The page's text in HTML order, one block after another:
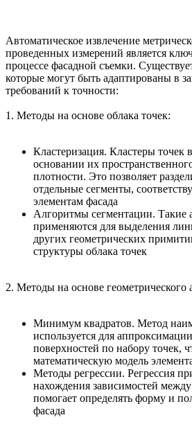
Автоматическое извлечение
проведенных измерений является
процессе фасадной съемки.
которые могут быть адаптированы в
требований к точности:
1. Методы на основе облака точек:
Кластеризация. Кластеры точек
основании их
плотности. Это позволяет
отдельные сегменты,
элементам фасада
Алгоритмы сегментации. Такие
применяются для выделения
других геометрических
структуры облака точек
2. Методы на основе геометрического
Минимум квадратов. Метод
используется для
поверхностей по набору точек,
математическую модель
Методы регрессии. Регрессия
нахождения зависимостей
помогает определять форму и
фасада